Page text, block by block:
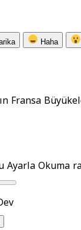
Haha
Fransa
AyarlaOkuma